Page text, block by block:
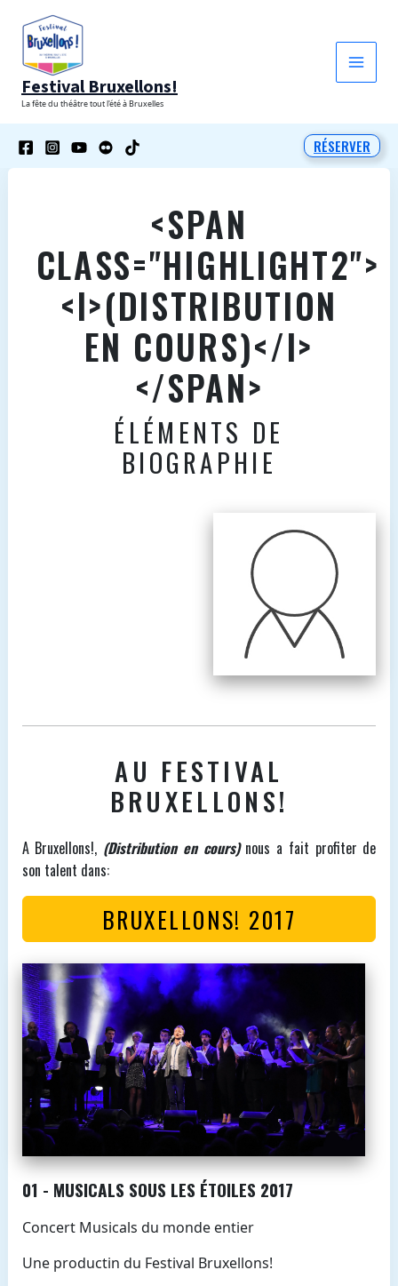
contenu
Festival Bruxellons!
La fête du théâtre tout l'été à Bruxelles
RÉSERVER
<SPAN
CLASS="HIGHLIGHT2">
<I>(DISTRIBUTION
EN COURS)</I>
</SPAN>
ÉLÉMENTS DE
BIOGRAPHIE
AU FESTIVAL
BRUXELLONS!
A Bruxellons!, (Distribution en cours)nous a fait profiter de
son talent dans:
BRUXELLONS! 2017
01 - MUSICALS SOUS LES ÉTOILES 2017
Concert Musicals du monde entier
Une productin du Festival Bruxellons!